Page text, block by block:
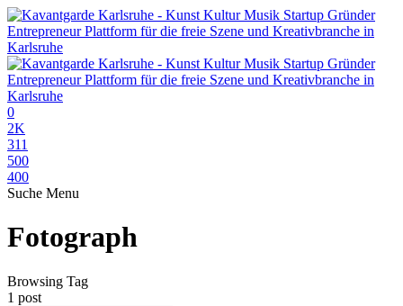
0
2K
311
500
400
Suche Menu
Fotograph
Browsing Tag
1 post